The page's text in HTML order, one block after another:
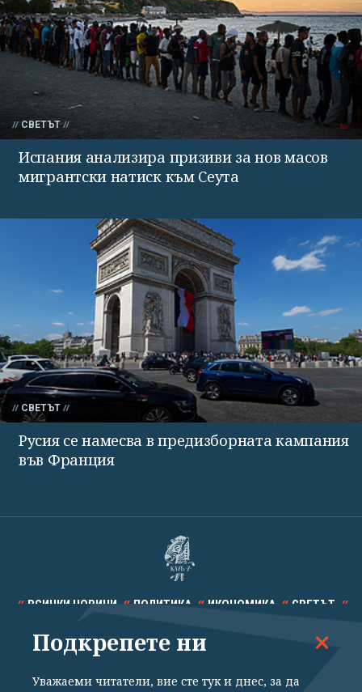
СВЕТЪТ
Испания анализира призиви за нов масов
мигрантски натиск към Сеута
СВЕТЪТ
Русия се намесва в предизборната кампания
във Франция
ВСИЧКИ НОВИНИ ПОЛИТИКА ИКОНОМИКА СВЕТЪТ
СПОРТ КУЛТУРА ТЕХНОЛОГИИ КАЛЕЙДОСКОП
Подкрепете ни
Уважаеми читатели, вие сте тук и днес, за да